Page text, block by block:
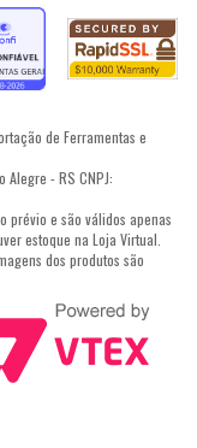
de Ferramentas e
- RS CNPJ:
prévio e são válidos apenas
estoque na Loja Virtual.
dos produtos são